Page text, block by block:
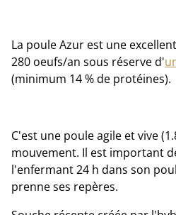
La poule Azur est une
280 oeufs/an sous réserve d'
(minimum 14 % de protéines).
C'est une poule agile et vive
mouvement. Il est important
l'enfermant 24 h dans son
prenne ses repères.